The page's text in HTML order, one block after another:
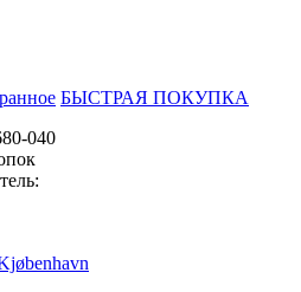
БЫСТРАЯ ПОКУПКА
040